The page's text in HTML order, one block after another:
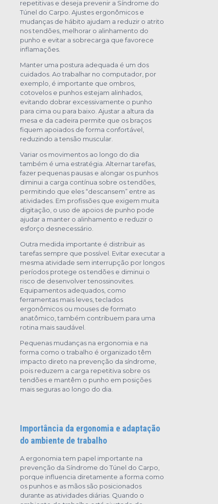
repetitivas e deseja prevenir a Síndrome do
Túnel do Carpo. Ajustes ergonômicos e
mudanças de hábito ajudam a reduzir o atrito
nos tendões, melhorar o alinhamento do
punho e evitar a sobrecarga que favorece
inflamações.
Manter uma postura adequada é um dos
cuidados. Ao trabalhar no computador, por
exemplo, é importante que ombros,
cotovelos e punhos estejam alinhados,
evitando dobrar excessivamente o punho
para cima ou para baixo. Ajustar a altura da
mesa e da cadeira permite que os braços
fiquem apoiados de forma confortável,
reduzindo a tensão muscular.
Variar os movimentos ao longo do dia
também é uma estratégia. Alternar tarefas,
fazer pequenas pausas e alongar os punhos
diminui a carga contínua sobre os tendões,
permitindo que eles “descansem” entre as
atividades. Em profissões que exigem muita
digitação, o uso de apoios de punho pode
ajudar a manter o alinhamento e reduzir o
esforço desnecessário.
Outra medida importante é distribuir as
tarefas sempre que possível. Evitar executar a
mesma atividade sem interrupção por longos
períodos protege os tendões e diminui o
risco de desenvolver tenossinovites.
Equipamentos adequados, como
ferramentas mais leves, teclados
ergonômicos ou mouses de formato
anatômico, também contribuem para uma
rotina mais saudável.
Pequenas mudanças na ergonomia e na
forma como o trabalho é organizado têm
impacto direto na prevenção da síndrome,
pois reduzem a carga repetitiva sobre os
tendões e mantêm o punho em posições
mais seguras ao longo do dia.
Importância da ergonomia e adaptação
do ambiente de trabalho
A ergonomia tem papel importante na
prevenção da Síndrome do Túnel do Carpo,
porque influencia diretamente a forma como
os punhos e as mãos são posicionados
durante as atividades diárias. Quando o